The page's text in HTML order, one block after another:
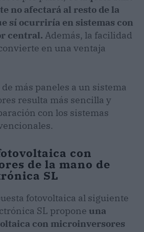
no afectará al resto de la
sí ocurriría en sistemas con
central. Además, la facilidad
en una ventaja
más paneles a un sistema
resulta más sencilla y
con los sistemas
con
de la mano de
SL
fotovoltaica al siguiente
SL propone una
con microinversores